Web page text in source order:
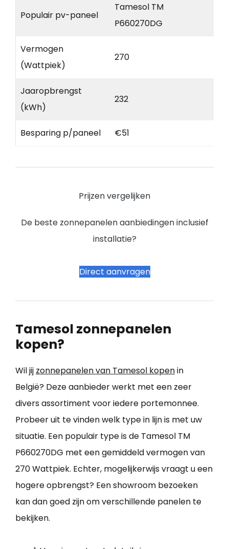
Populair pv-paneel
Tamesol TM
P660270DG
Vermogen
(Wattpiek)
270
Jaaropbrengst
(kWh)
232
Besparing p/paneel €51
Prijzen vergelijken
De beste zonnepanelen aanbiedingen inclusief
installatie?
Direct aanvragen
Tamesol zonnepanelen
kopen?
Wil jij zonnepanelen van Tamesol kopenin
België? Deze aanbieder werkt met een zeer
divers assortiment voor iedere portemonnee.
Probeer uit te vinden welk type in lijn is met uw
situatie. Een populair type is de Tamesol TM
P660270DG met een gemiddeld vermogen van
270 Wattpiek. Echter, mogelijkerwijs vraagt u een
hogere opbrengst? Een showroom bezoeken
kan dan goed zijn om verschillende panelen te
bekijken.